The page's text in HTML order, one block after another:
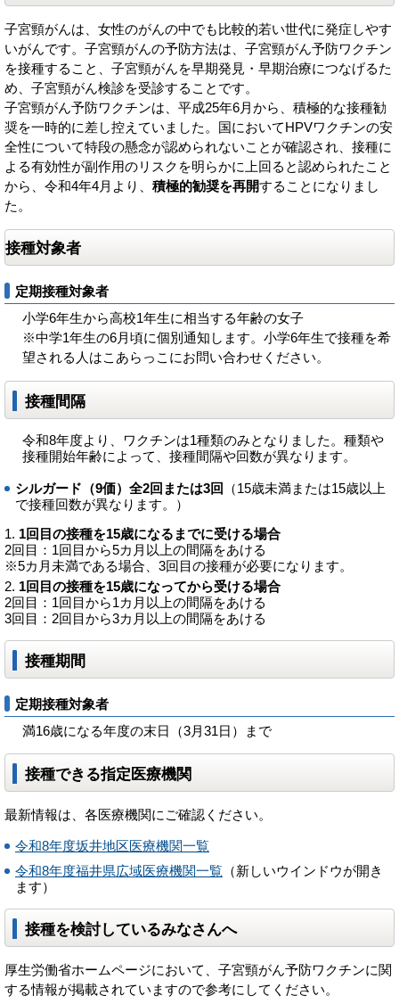
子宮頸がんは、女性のがんの中でも比較的若い世代に発症しやす
いがんです。子宮頸がんの予防方法は、子宮頸がん予防ワクチン
を接種すること、子宮頸がんを早期発見・早期治療につなげるた
め、子宮頸がん検診を受診することです。
子宮頸がん予防ワクチンは、平成25年6月から、積極的な接種勧
奨を一時的に差し控えていました。国においてHPVワクチンの安
全性について特段の懸念が認められないことが確認され、接種に
よる有効性が副作用のリスクを明らかに上回ると認められたこと
から、令和4年4月より、 積極的勧奨を再開することになりまし
た。
接種対象者
定期接種対象者
小学6年生から高校1年生に相当する年齢の女子
※中学1年生の6月頃に個別通知します。小学6年生で接種を希
望される人はこあらっこにお問い合わせください。
接種間隔
令和8年度より、ワクチンは1種類のみとなりました。種類や
接種開始年齢によって、接種間隔や回数が異なります。
シルガード（9価）全2回または3回
（15歳未満または15歳以上
で接種回数が異なります。）
1回目の接種を15歳になるまでに受ける場合
2回目：1回目から5カ月以上の間隔をあける
※5カ月未満である場合、3回目の接種が必要になります。
1回目の接種を15歳になってから受ける場合
2回目：1回目から1カ月以上の間隔をあける
3回目：2回目から3カ月以上の間隔をあける
接種期間
定期接種対象者
満16歳になる年度の末日（3月31日）まで
接種できる指定医療機関
最新情報は、各医療機関にご確認ください。
令和8年度坂井地区医療機関一覧
令和8年度福井県広域医療機関一覧 （新しいウインドウが開き
ます）
接種を検討しているみなさんへ
厚生労働省ホームページにおいて、子宮頸がん予防ワクチンに関
する情報が掲載されていますので参考にしてください。